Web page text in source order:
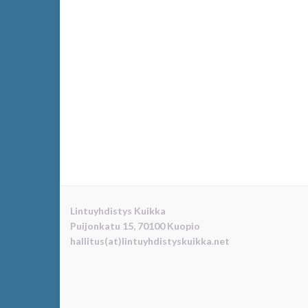
Lintuyhdistys Kuikka
Puijonkatu 15, 70100 Kuopio
hallitus(at)lintuyhdistyskuikka.net